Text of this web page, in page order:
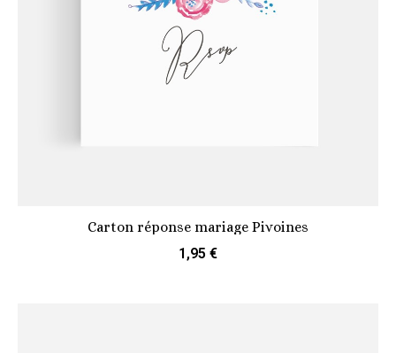
Carton réponse mariage Pivoines
1,95 €